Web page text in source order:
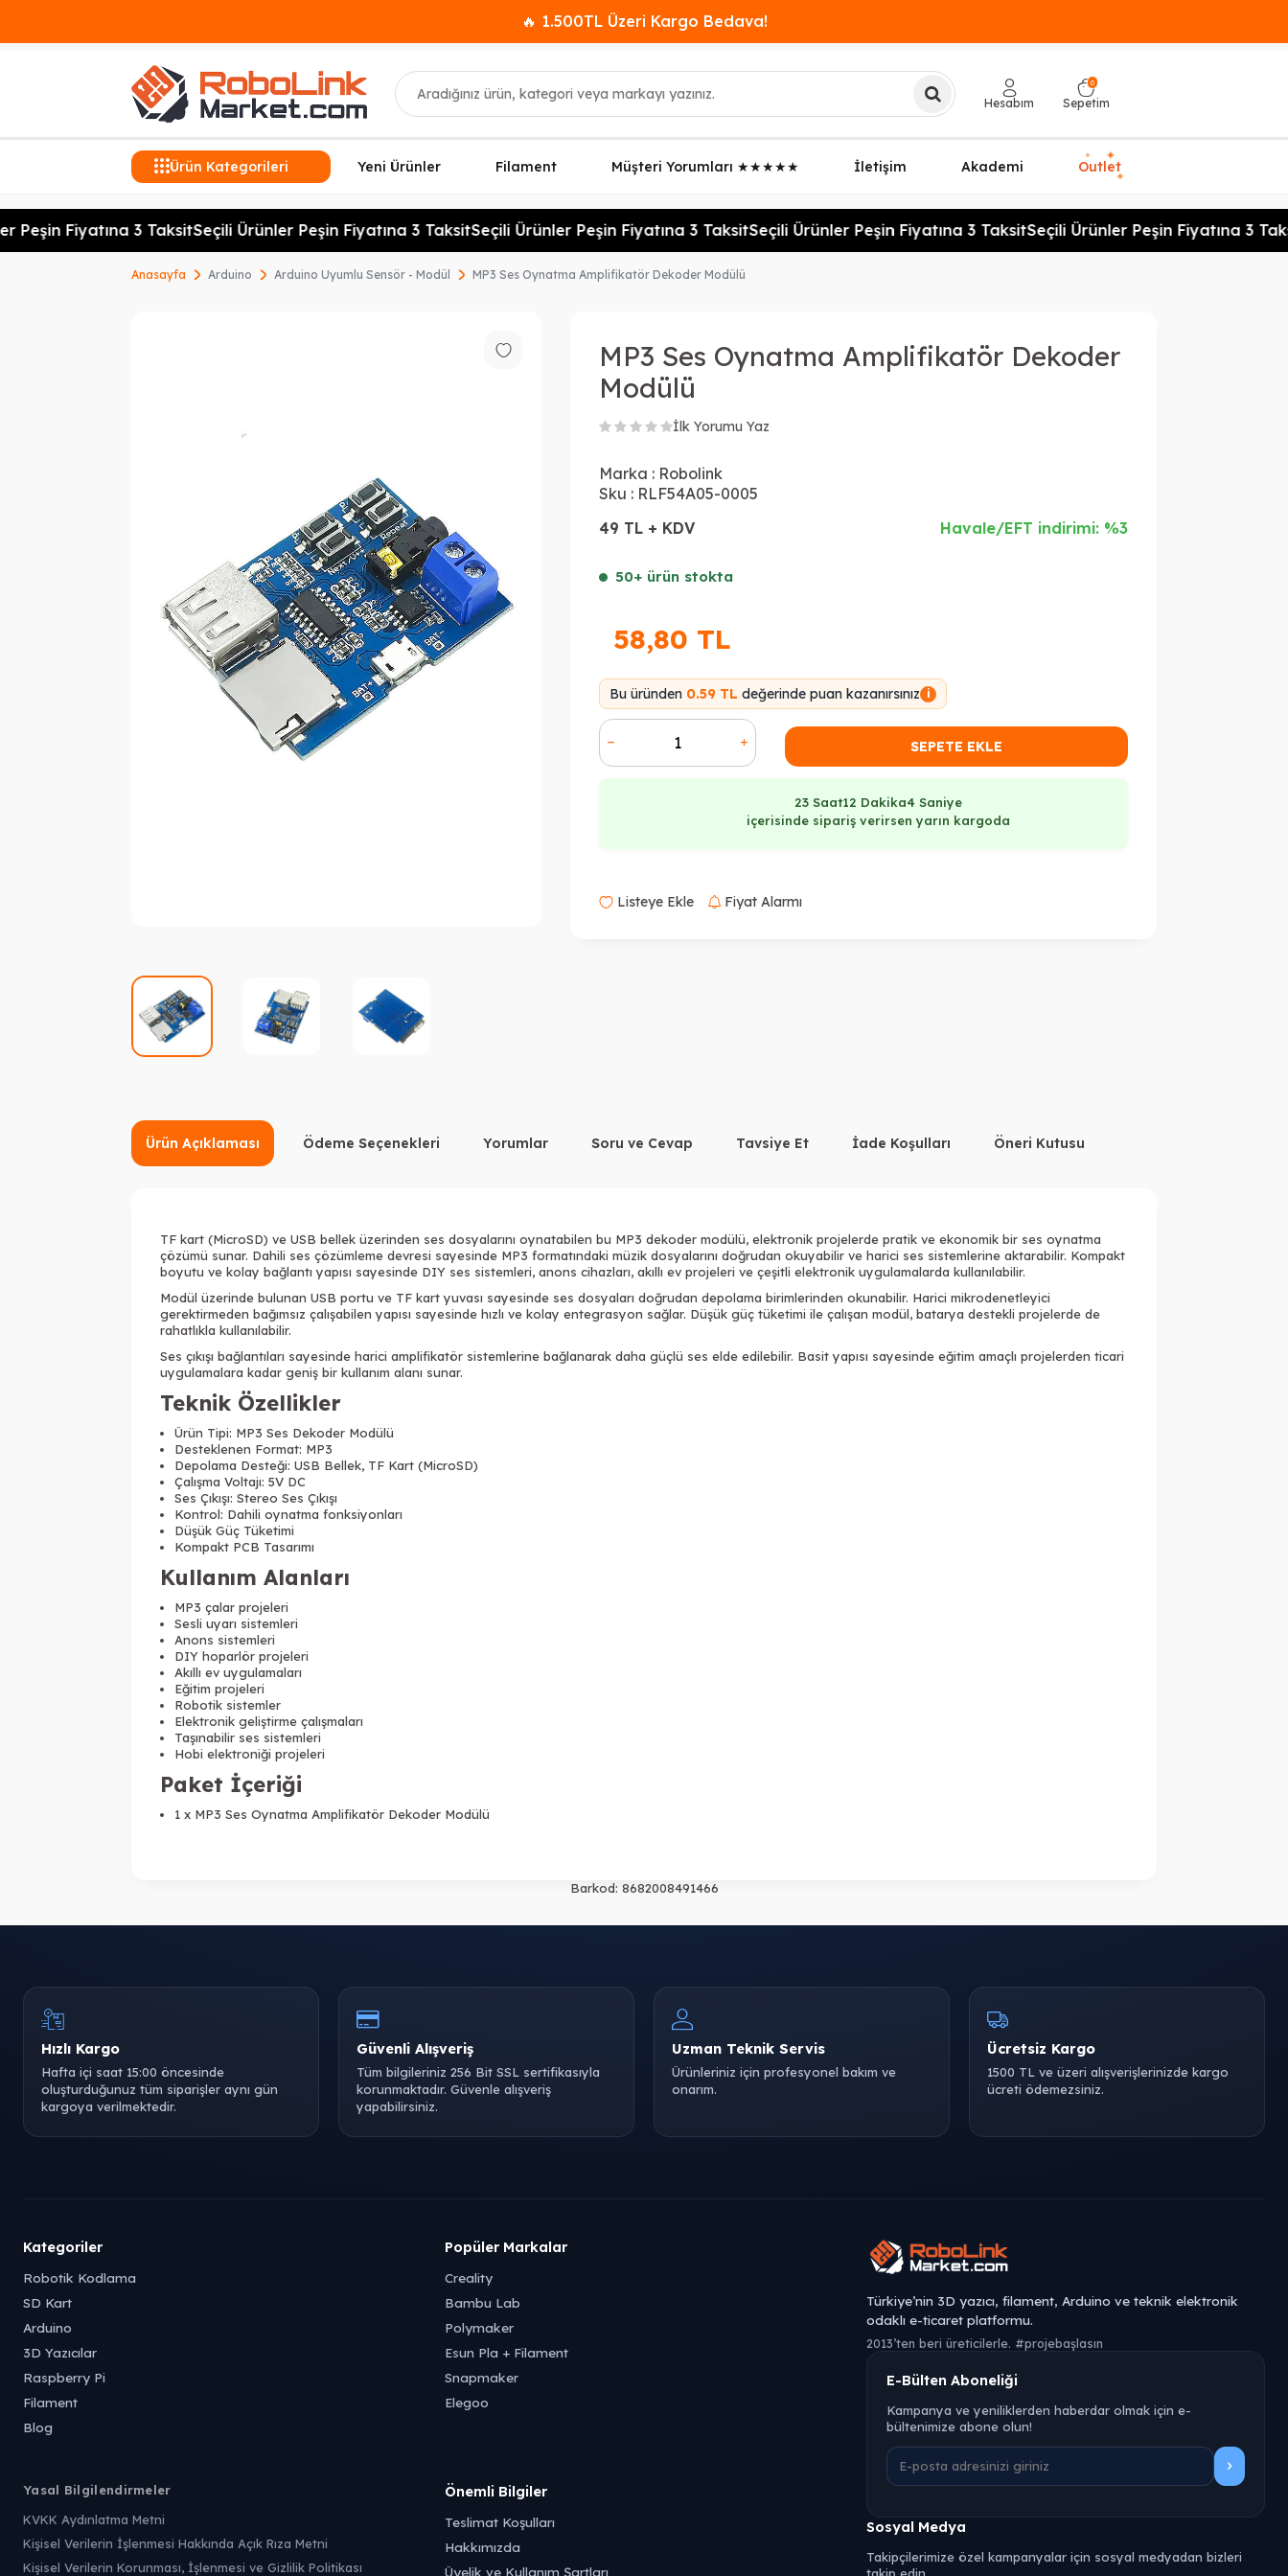
🔥 1.500TL Üzeri Kargo Bedava!
Ara
Hesabım
0
Sepetim
Ürün Kategorileri Yeni Ürünler Filament Müşteri Yorumları ★★★★★ İletişim Akademi Outlet
✦ ✦
✦
Peşin Fiyatına 3 TaksitSeçili Ürünler Peşin Fiyatına 3 TaksitSeçili Ürünler Peşin Fiyatına 3 TaksitSeçili Ürünler Peşin Fiyatına 3 TaksitSeçili Ürünler Peşin Fiyatına 3
Anasayfa Arduino Arduino Uyumlu Sensör - Modül MP3 Ses Oynatma Amplifikatör Dekoder Modülü
MP3 Ses Oynatma Amplifikatör Dekoder
Modülü
İlk Yorumu Yaz
Marka : Robolink
Sku : RLF54A05-0005
49 TL + KDV
Havale/EFT indirimi: %3
50+ ürün stokta
58,80 TL
Bu üründen 0.59 TL değerinde puan kazanırsınız i
SEPETE EKLE
23 Saat12 Dakika3 Saniye
içerisinde sipariş verirsen yarın kargoda
Listeye Ekle Fiyat Alarmı
Ürün Açıklaması Ödeme Seçenekleri Yorumlar Soru ve Cevap Tavsiye Et İade Koşulları Öneri Kutusu
TF kart (MicroSD) ve USB bellek üzerinden ses dosyalarını oynatabilen bu MP3 dekoder modülü, elektronik projelerde pratik ve ekonomik bir ses oynatma
çözümü sunar. Dahili ses çözümleme devresi sayesinde MP3 formatındaki müzik dosyalarını doğrudan okuyabilir ve harici ses sistemlerine aktarabilir. Kompakt
boyutu ve kolay bağlantı yapısı sayesinde DIY ses sistemleri, anons cihazları, akıllı ev projeleri ve çeşitli elektronik uygulamalarda kullanılabilir.
Modül üzerinde bulunan USB portu ve TF kart yuvası sayesinde ses dosyaları doğrudan depolama birimlerinden okunabilir. Harici mikrodenetleyici
gerektirmeden bağımsız çalışabilen yapısı sayesinde hızlı ve kolay entegrasyon sağlar. Düşük güç tüketimi ile çalışan modül, batarya destekli projelerde de
rahatlıkla kullanılabilir.
Ses çıkışı bağlantıları sayesinde harici amplifikatör sistemlerine bağlanarak daha güçlü ses elde edilebilir. Basit yapısı sayesinde eğitim amaçlı projelerden ticari
uygulamalara kadar geniş bir kullanım alanı sunar.
Teknik Özellikler
Ürün Tipi: MP3 Ses Dekoder Modülü
Desteklenen Format: MP3
Depolama Desteği: USB Bellek, TF Kart (MicroSD)
Çalışma Voltajı: 5V DC
Ses Çıkışı: Stereo Ses Çıkışı
Kontrol: Dahili oynatma fonksiyonları
Düşük Güç Tüketimi
Kompakt PCB Tasarımı
Kullanım Alanları
MP3 çalar projeleri
Sesli uyarı sistemleri
Anons sistemleri
DIY hoparlör projeleri
Akıllı ev uygulamaları
Eğitim projeleri
Robotik sistemler
Elektronik geliştirme çalışmaları
Taşınabilir ses sistemleri
Hobi elektroniği projeleri
Paket İçeriği
1 x MP3 Ses Oynatma Amplifikatör Dekoder Modülü
Barkod: 8682008491466
Hızlı Kargo
Hafta içi saat 15:00 öncesinde
oluşturduğunuz tüm siparişler aynı gün
kargoya verilmektedir.
Güvenli Alışveriş
Tüm bilgileriniz 256 Bit SSL sertifikasıyla
korunmaktadır. Güvenle alışveriş
yapabilirsiniz.
Uzman Teknik Servis
Ürünleriniz için profesyonel bakım ve
onarım.
Ücretsiz Kargo
1500 TL ve üzeri alışverişlerinizde kargo
ücreti ödemezsiniz.
Kategoriler
Robotik Kodlama
SD Kart
Arduino
3D Yazıcılar
Raspberry Pi
Filament
Blog
Popüler Markalar
Creality
Bambu Lab
Polymaker
Esun Pla + Filament
Snapmaker
Elegoo
Yasal Bilgilendirmeler
KVKK Aydınlatma Metni
Kişisel Verilerin İşlenmesi Hakkında Açık Rıza Metni
Kişisel Verilerin Korunması, İşlenmesi ve Gizlilik Politikası
Önemli Bilgiler
Teslimat Koşulları
Hakkımızda
Üyelik ve Kullanım Şartları
Türkiye’nin 3D yazıcı, filament, Arduino ve teknik elektronik
odaklı e-ticaret platformu.
2013’ten beri üreticilerle. #projebaşlasın
E-Bülten Aboneliği
Kampanya ve yeniliklerden haberdar olmak için e-
bültenimize abone olun!
Sosyal Medya
Takipçilerimize özel kampanyalar için sosyal medyadan bizleri
takip edin.